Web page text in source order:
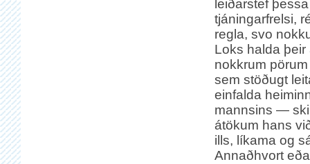
leiðarstef
tjáningarfrelsi,
regla, svo
Loks halda þeir
nokkrum
sem stöðugt
einfalda
mannsins —
átökum hans
ills, líkama og
Annaðhvort